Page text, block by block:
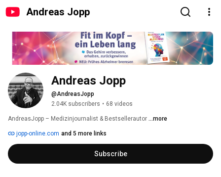
Andreas Jopp
Andreas Jopp
@AndreasJopp
2.04K subscribers • 68 videos
AndreasJopp – Medizinjournalist & Bestsellerautor ...more
jopp-online.com and 5 more links
Subscribe